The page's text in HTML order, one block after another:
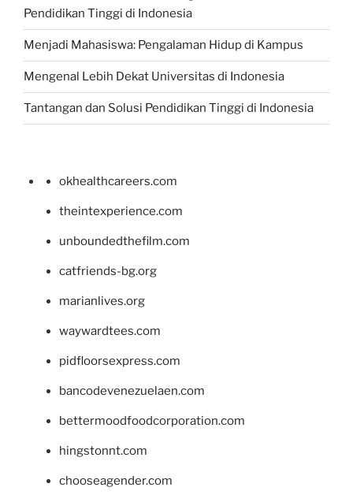
Pendidikan Tinggi di Indonesia
Menjadi Mahasiswa: Pengalaman Hidup di Kampus
Mengenal Lebih Dekat Universitas di Indonesia
Tantangan dan Solusi Pendidikan Tinggi di Indonesia
okhealthcareers.com
theintexperience.com
unboundedthefilm.com
catfriends-bg.org
marianlives.org
waywardtees.com
pidfloorsexpress.com
bancodevenezuelaen.com
bettermoodfoodcorporation.com
hingstonnt.com
chooseagender.com